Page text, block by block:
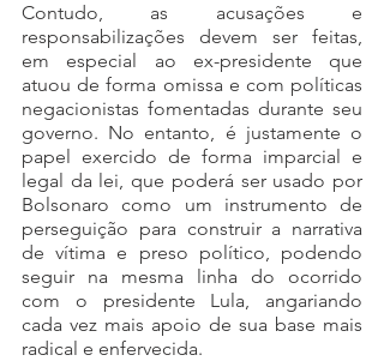
Contudo, as acusações e
responsabilizações devem ser feitas,
em especial ao ex-presidente que
atuou de forma omissa e com políticas
negacionistas fomentadas durante seu
governo. No entanto, é justamente o
papel exercido de forma imparcial e
legal da lei, que poderá ser usado por
Bolsonaro como um instrumento de
perseguição para construir a narrativa
de vítima e preso político, podendo
seguir na mesma linha do ocorrido
com o presidente Lula, angariando
cada vez mais apoio de sua base mais
radical e enfervecida.